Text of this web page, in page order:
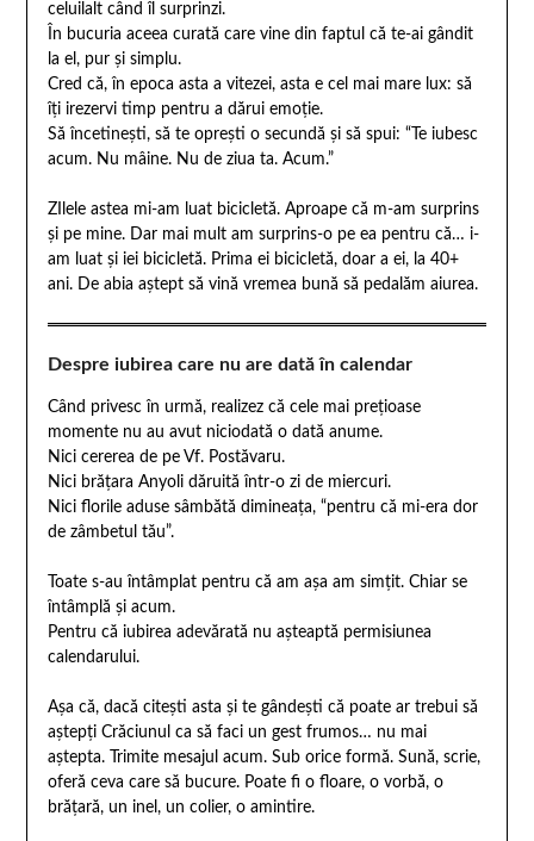
celuilalt când îl surprinzi.
În bucuria aceea curată care vine din faptul că te-ai gândit
la el, pur și simplu.
Cred că, în epoca asta a vitezei, asta e cel mai mare lux: să
îți irezervi timp pentru a dărui emoție.
Să încetinești, să te oprești o secundă și să spui: “Te iubesc
acum. Nu mâine. Nu de ziua ta. Acum.”
ZIlele astea mi-am luat bicicletă. Aproape că m-am surprins
și pe mine. Dar mai mult am surprins-o pe ea pentru că… i-
am luat și iei bicicletă. Prima ei bicicletă, doar a ei, la 40+
ani. De abia aștept să vină vremea bună să pedalăm aiurea.
Despre iubirea care nu are dată în calendar
Când privesc în urmă, realizez că cele mai prețioase
momente nu au avut niciodată o dată anume.
Nici cererea de pe Vf. Postăvaru.
Nici brățara Anyoli dăruită într-o zi de miercuri.
Nici florile aduse sâmbătă dimineața, “pentru că mi-era dor
de zâmbetul tău”.
Toate s-au întâmplat pentru că am așa am simțit. Chiar se
întâmplă și acum.
Pentru că iubirea adevărată nu așteaptă permisiunea
calendarului.
Așa că, dacă citești asta și te gândești că poate ar trebui să
aștepți Crăciunul ca să faci un gest frumos… nu mai
aștepta. Trimite mesajul acum. Sub orice formă. Sună, scrie,
oferă ceva care să bucure. Poate fi o floare, o vorbă, o
brățară, un inel, un colier, o amintire.